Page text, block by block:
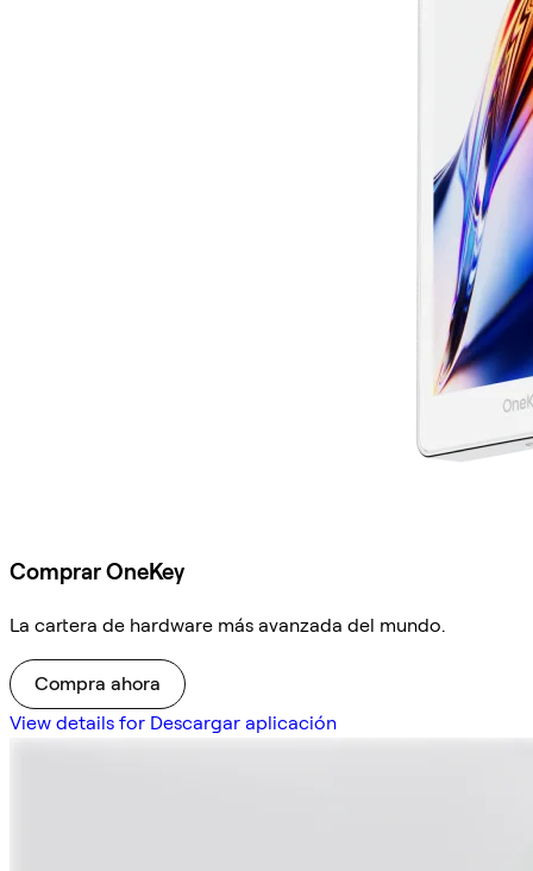
Comprar OneKey
La cartera de hardware más avanzada del mundo.
Compra ahora
View details for Descargar aplicación